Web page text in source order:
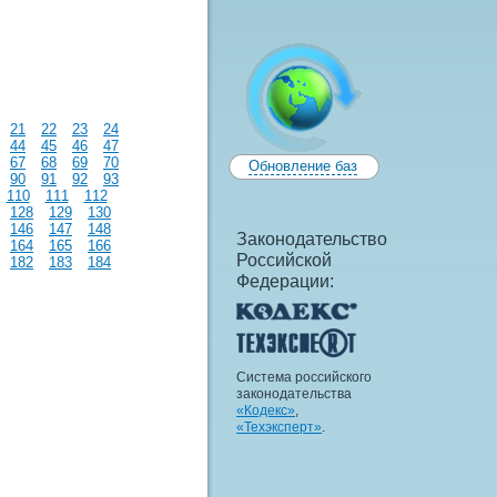
Обновление баз
Законодательство
Российской
Федерации:
Система российского
законодательства
«Кодекс»,
«Техэксперт».
21 22 23
24
44
45 46
47
67
68 69
70
90
91 92
93
110
111
112
128
129
130
146
147
148
164
165
166
182
183 184